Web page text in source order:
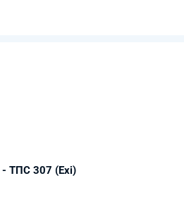
- ТПС 307 (Ехi)